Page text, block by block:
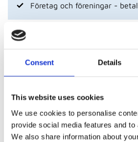
Consent Details
This website uses cookies
We use cookies to personalise
provide social media features and
We also share information about
Visa alla produkter från Piuadrenalina
Företag och föreningar -
Ny ryggsäck från +adrenalina,
träning oavsett om det är i hallen